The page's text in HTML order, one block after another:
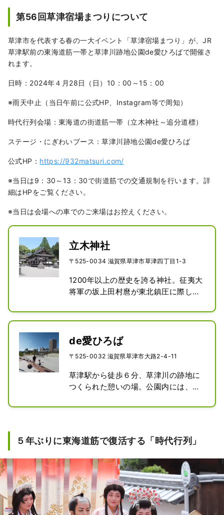
第56回草津宿場まつりについて
草津市を代表する春の一大イベント「草津宿場まつり」が、JR
草津駅前の東海道筋一帯と草津川跡地公園de愛ひろばで開催さ
れます。
日時：2024年４月28日（日）10：00～15：00
※雨天中止（当日午前に公式HP、Instagram等で周知）
時代行列会場：東海道の街道筋一帯（立木神社～追分道標）
ステージ・にぎわいブース：草津川跡地公園de愛ひろば
公式HP： https://932matsuri.com/
※当日は9：30～13：30で街道筋での交通規制を行います。詳
細はHPをご覧ください。
※当日は会場への車でのご来場はお控えください。
立木神社
〒525-0034 滋賀県草津市草津四丁目1-3
1200年以上の歴史を誇る神社。征夷大
将軍の坂上田村麿が東北鎮圧に際して
全の神社として信仰を集めてきまし
旅人も道中安全を祈願したといわれて
います。
de愛ひろば
〒525-0032 滋賀県草津市大路2-4-11
草津駅から徒歩６分、草津川の跡地に
つくられた憩いの場。公園内には、レ
オがあり、自然に人が集います。
５年ぶりに東海道筋で復活する「時代行列」